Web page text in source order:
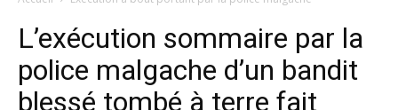
L’exécution sommaire par la
police malgache d’un bandit
blessé tombé à terre fait